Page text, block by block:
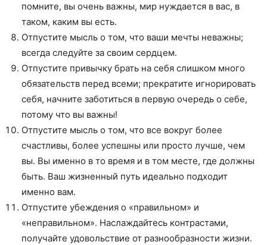
помните, вы очень важны, мир нуждается в вас, в
таком, каким вы есть.
Отпустите мысль о том, что ваши мечты неважны;
всегда следуйте за своим сердцем.
Отпустите привычку брать на себя слишком много
обязательств перед всеми; прекратите игнорировать
себя, начните заботиться в первую очередь о себе,
потому что вы важны!
Отпустите мысль о том, что все вокруг более
счастливы, более успешны или просто лучше, чем
вы. Вы именно в то время и в том месте, где должны
быть. Ваш жизненный путь идеально подходит
именно вам.
Отпустите убеждения о «правильном» и
«неправильном». Наслаждайтесь контрастами,
получайте удовольствие от разнообразности жизни.